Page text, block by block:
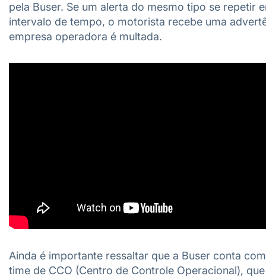
pela Buser. Se um alerta do mesmo tipo se repetir
intervalo de tempo, o motorista recebe uma
empresa operadora é multada.
Ainda é importante ressaltar que a Buser conta
time de CCO (Centro de Controle Operacional),